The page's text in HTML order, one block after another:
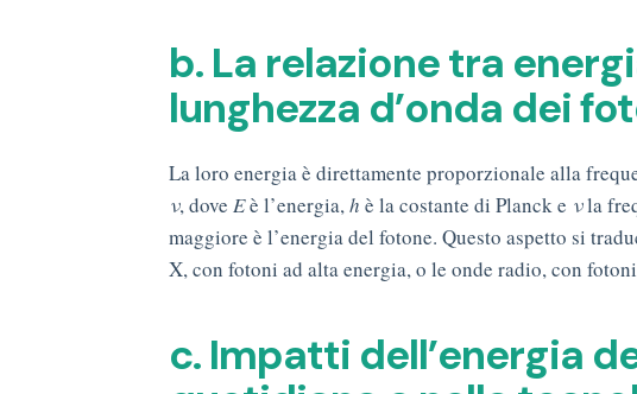
b. La relazione tra
lunghezza d’onda dei
La loro energia è direttamente proporzionale alla
ν, dove Eè l’energia,h è la costante di Planck e νla
maggiore è l’energia del fotone. Questo aspetto si
X, con fotoni ad alta energia, o le onde radio, con
c. Impatti dell’energia